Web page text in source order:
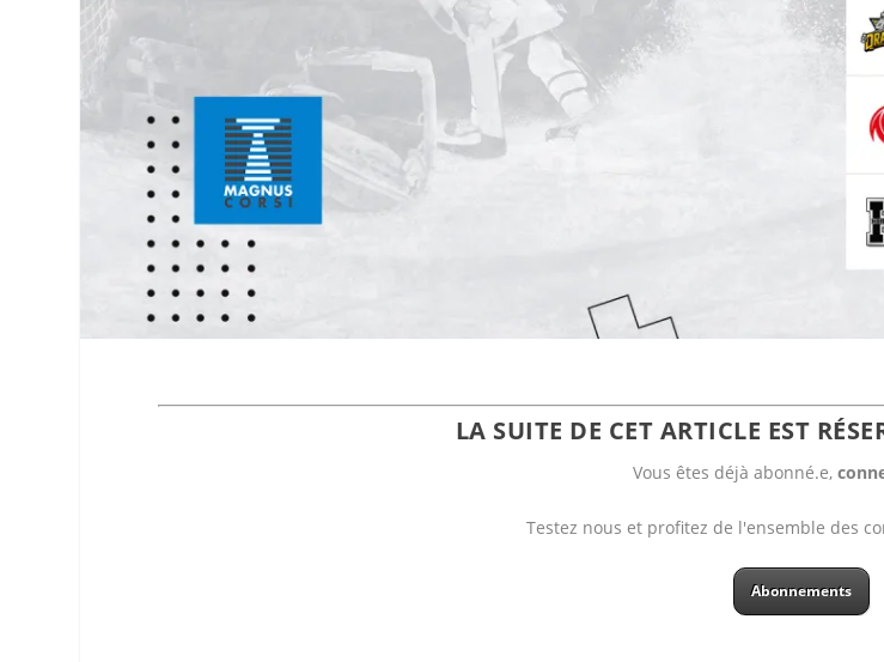
LA SUITE DE CET ARTICLE EST
Vous êtes déjà abonné.e,
Testez nous et profitez de l'ensemble des
Abonnements